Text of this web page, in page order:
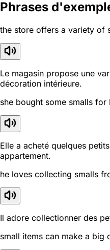
Phrases
the store offers a variety of
Le magasin propose une
décoration intérieure.
she bought some smalls for
Elle a acheté quelques
appartement.
he loves collecting smalls
Il adore collectionner des
small items can make a big